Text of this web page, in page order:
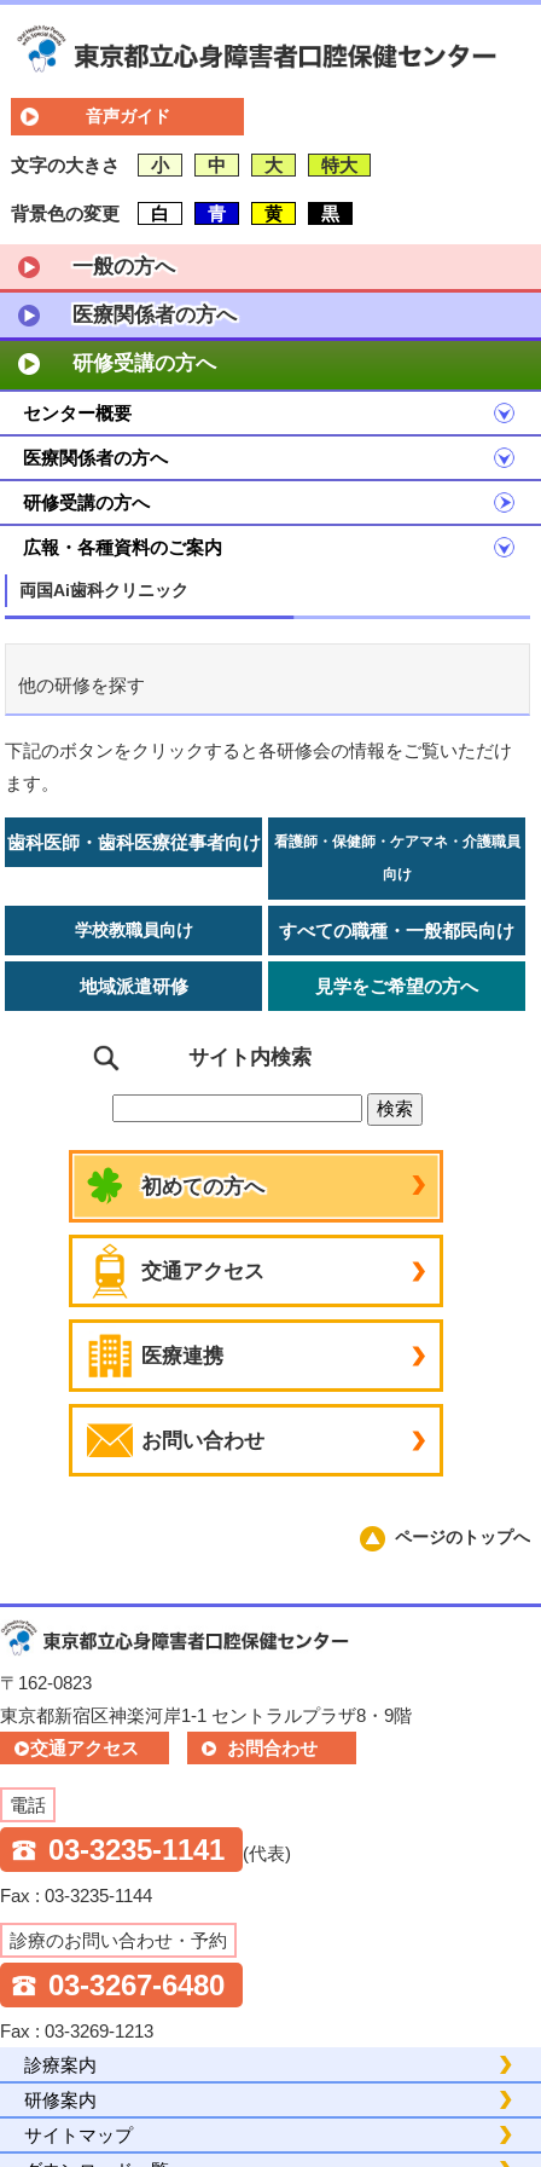
音声ガイド
文字の大きさ 小 中 大 特大
背景色の変更 白 青 黄 黒
一般の方へ
医療関係者の方へ
研修受講の方へ
センター概要
医療関係者の方へ
研修受講の方へ
広報・各種資料のご案内
両国Ai歯科クリニック
他の研修を探す
下記のボタンをクリックすると各研修会の情報をご覧いただけ
ます。
歯科医師・歯科医療従事者向け
看護師・保健師・ケアマネ・介護職員
向け
学校教職員向け すべての職種・一般都民向け
地域派遣研修 見学をご希望の方へ
サイト内検索
初めての方へ
交通アクセス
医療連携
お問い合わせ
ページのトップへ
〒162-0823
東京都新宿区神楽河岸1-1 セントラルプラザ8・9階
交通アクセス
お問合わせ
電話
03-3235-1141 (代表)
Fax : 03-3235-1144
診療のお問い合わせ・予約
03-3267-6480
Fax : 03-3269-1213
診療案内
研修案内
サイトマップ